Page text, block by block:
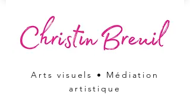
Arts visuels • Médiation
artistique